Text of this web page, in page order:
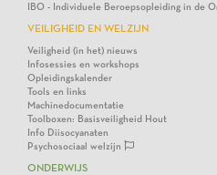
IBO - Individuele Beroepsopleiding in de
VEILIGHEID EN WELZIJN
Veiligheid (in het) nieuws
Infosessies en workshops
Opleidingskalender
Tools en links
Machinedocumentatie
Toolboxen: Basisveiligheid Hout
Info Diisocyanaten
Psychosociaal welzijn
ONDERWIJS